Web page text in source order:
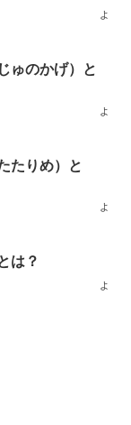
よ
ゅのかげ）と
よ
たりめ）と
よ
は？
よ